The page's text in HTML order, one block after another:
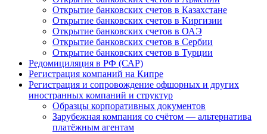
Открытие банковских счетов в Казахстане
Открытие банковских счетов в Киргизии
Открытие банковских счетов в ОАЭ
Открытие банковских счетов в Сербии
Открытие банковских счетов в Турции
Редомициляция в РФ (САР)
Регистрация компаний на Кипре
Регистрация и сопровождение офшорных и других
иностранных компаний и структур
Образцы корпоративных документов
Зарубежная компания со счётом — альтернатива
платёжным агентам